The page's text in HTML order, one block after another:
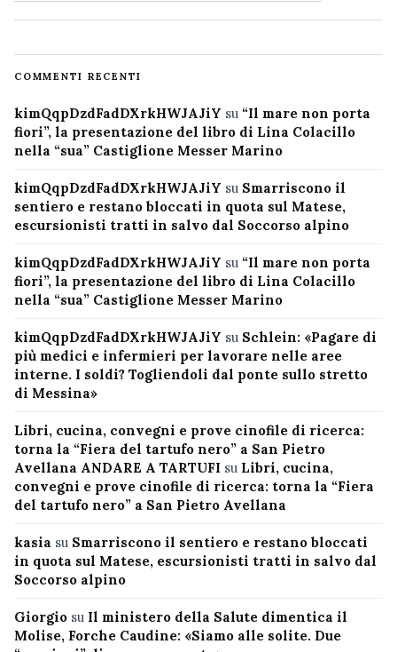
COMMENTI RECENTI
kimQqpDzdFadDXrkHWJAJiY su “Il mare non porta
fiori”, la presentazione del libro di Lina Colacillo
nella “sua” Castiglione Messer Marino
kimQqpDzdFadDXrkHWJAJiY su Smarriscono il
sentiero e restano bloccati in quota sul Matese,
escursionisti tratti in salvo dal Soccorso alpino
kimQqpDzdFadDXrkHWJAJiY su “Il mare non porta
fiori”, la presentazione del libro di Lina Colacillo
nella “sua” Castiglione Messer Marino
kimQqpDzdFadDXrkHWJAJiY su Schlein: «Pagare di
più medici e infermieri per lavorare nelle aree
interne. I soldi? Togliendoli dal ponte sullo stretto
di Messina»
Libri, cucina, convegni e prove cinofile di ricerca:
torna la “Fiera del tartufo nero” a San Pietro
Avellana ANDARE A TARTUFI su Libri, cucina,
convegni e prove cinofile di ricerca: torna la “Fiera
del tartufo nero” a San Pietro Avellana
kasia su Smarriscono il sentiero e restano bloccati
in quota sul Matese, escursionisti tratti in salvo dal
Soccorso alpino
Giorgio su Il ministero della Salute dimentica il
Molise, Forche Caudine: «Siamo alle solite. Due